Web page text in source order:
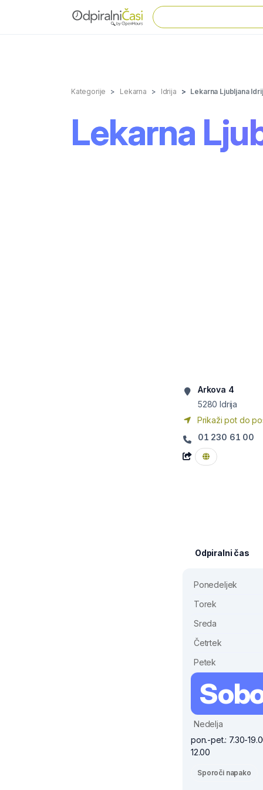
Kategorije Lekarna Idrija Lekarna Ljubljana
Lekarna
Arkova 4
5280 Idrija
Prikaži pot do
01 230 61 00
Odpiralni čas
Ponedeljek
Torek
Sreda
Četrtek
Petek
Nedelja
pon.-pet.: 7.30-
12.00
Sporoči napako